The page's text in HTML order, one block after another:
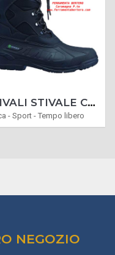
STIVALI STIVALE CANADESI INVERNALI
- Sport - Tempo libero
NEGOZIO